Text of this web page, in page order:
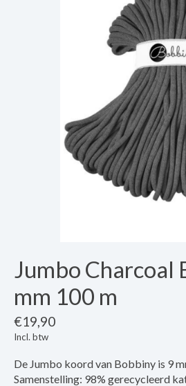
Jumbo Charcoal
mm 100 m
€19,90
Incl. btw
De Jumbo koord van Bobbiny is 9
Samenstelling: 98% gerecycleerd